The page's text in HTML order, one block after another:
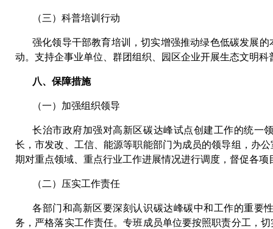
（三）科普培训行动
强化领导干部教育培训，切实增强推动绿色低碳发展
动。支持企事业单位、群团组织、园区企业开展生态文明
八、保障措施
（一）加强组织领导
长治市政府加强对高新区碳达峰试点创建工作的统一
长，市发改、工信、能源等职能部门为成员的领导组，办
期对重点领域、重点行业工作进展情况进行调度，督促各项
（二）压实工作责任
各部门和高新区要深刻认识碳达峰碳中和工作的重要
务，严格落实工作责任。专班成员单位要按照职责分工，